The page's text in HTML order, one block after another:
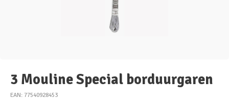
3 Mouline Special borduurgaren
EAN: 77540928453